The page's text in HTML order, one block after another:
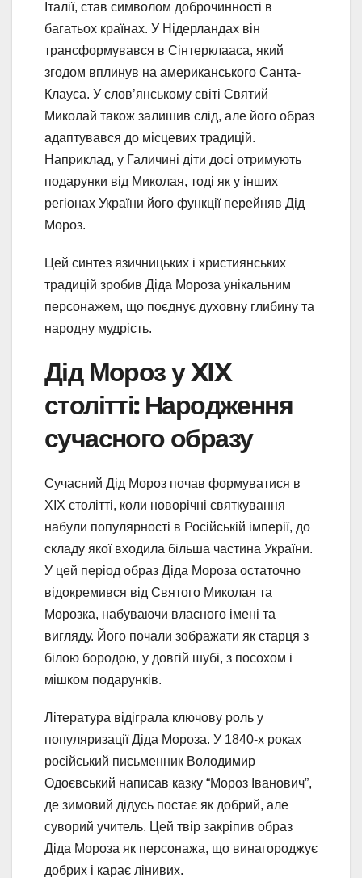
Італії, став символом доброчинності в
багатьох країнах. У Нідерландах він
трансформувався в Сінтерклааса, який
згодом вплинув на американського Санта-
Клауса. У слов’янському світі Святий
Миколай також залишив слід, але його образ
адаптувався до місцевих традицій.
Наприклад, у Галичині діти досі отримують
подарунки від Миколая, тоді як у інших
регіонах України його функції перейняв Дід
Мороз.
Цей синтез язичницьких і християнських
традицій зробив Діда Мороза унікальним
персонажем, що поєднує духовну глибину та
народну мудрість.
Дід Мороз у XIX
столітті: Народження
сучасного образу
Сучасний Дід Мороз почав формуватися в
XIX столітті, коли новорічні святкування
набули популярності в Російській імперії, до
складу якої входила більша частина України.
У цей період образ Діда Мороза остаточно
відокремився від Святого Миколая та
Морозка, набуваючи власного імені та
вигляду. Його почали зображати як старця з
білою бородою, у довгій шубі, з посохом і
мішком подарунків.
Література відіграла ключову роль у
популяризації Діда Мороза. У 1840-х роках
російський письменник Володимир
Одоєвський написав казку “Мороз Іванович”,
де зимовий дідусь постає як добрий, але
суворий учитель. Цей твір закріпив образ
Діда Мороза як персонажа, що винагороджує
добрих і карає лінивих.